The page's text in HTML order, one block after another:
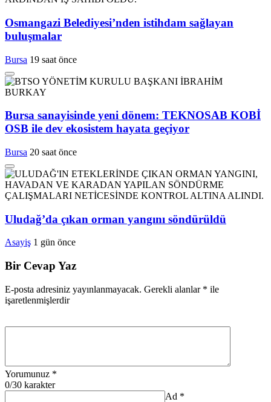
Osmangazi Belediyesi’nden istihdam sağlayan
buluşmalar
Bursa 19 saat önce
Bursa sanayisinde yeni dönem: TEKNOSAB KOBİ
OSB ile dev ekosistem hayata geçiyor
Bursa 20 saat önce
Uludağ’da çıkan orman yangını söndürüldü
Asayiş 1 gün önce
Bir Cevap Yaz
E-posta adresiniz yayınlanmayacak. Gerekli alanlar * ile
işaretlenmişlerdir
Yorumunuz *
0/30 karakter
Ad *